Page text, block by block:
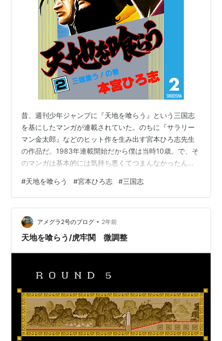
昔、週刊少年ジャンプに『天地を喰らう』という三国志
を基にしたマンガが連載されていた。のちに『サラリー
マン金太郎』などのヒット作を生み出す宮本ひろ志先生
の作品だ。1983年連載開始だから僕は当時10歳。で、そ
のマンガは基本的には気持ち悪くてつまんなかったんだ
場面が非常にかっこよくて、その場面だけは50代の今に
なっても印象に残っている。 しかし『天地を喰らう』は
人気アンケートで常に下位におり、連載は1年余りで終了
してしまった。三国志にファンタジー要素をふんだんに
取り入れた作品だったが、当時の子供には全く理解でき
#天地を喰らう #宮本ひろ志 #三国志
アメグラ2号のブログ • 2年前
天地を喰らう/虎牢関 微調整